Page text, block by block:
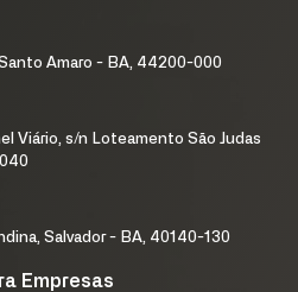
Amaro - BA, 44200-000
Viário, s/n Loteamento São Judas
Salvador - BA, 40140-130
Empresas